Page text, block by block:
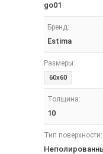
go01
Бренд:
Estima
Размеры:
60x60
Толщина:
10
Тип поверхности: